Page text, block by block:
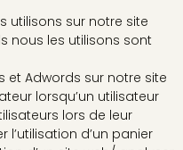
utilisons sur notre site
nous les utilisons sont
et Adwords sur notre site
lorsqu’un utilisateur
lors de leur
d’un panier